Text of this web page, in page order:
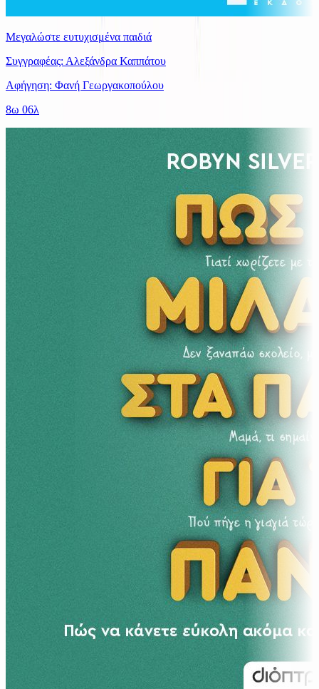
Μεγαλώστε ευτυχισμένα παιδιά
Συγγραφέας: Αλεξάνδρα Καππάτου
Αφήγηση: Φανή Γεωργακοπούλου
8ω 06λ